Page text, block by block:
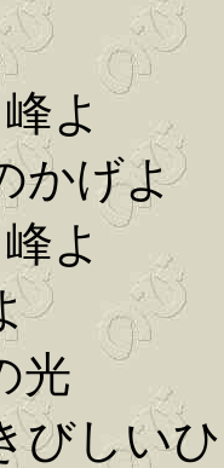
よ
かげよ
よ
光
しい